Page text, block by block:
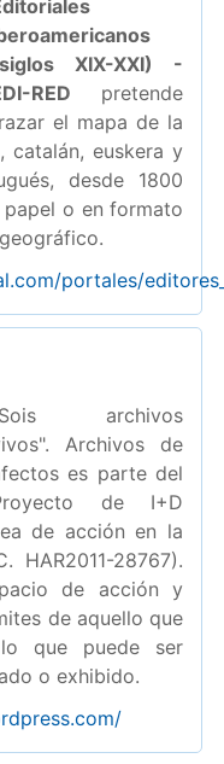
XIX-XXI) -
RED pretende
el mapa de la
catalán, euskera y
desde 1800
papel o en formato
portales/
archivos
Archivos de
es parte del
de I+D
de acción en la
HAR2011-28767).
de acción y
de aquello que
que puede ser
o exhibido.